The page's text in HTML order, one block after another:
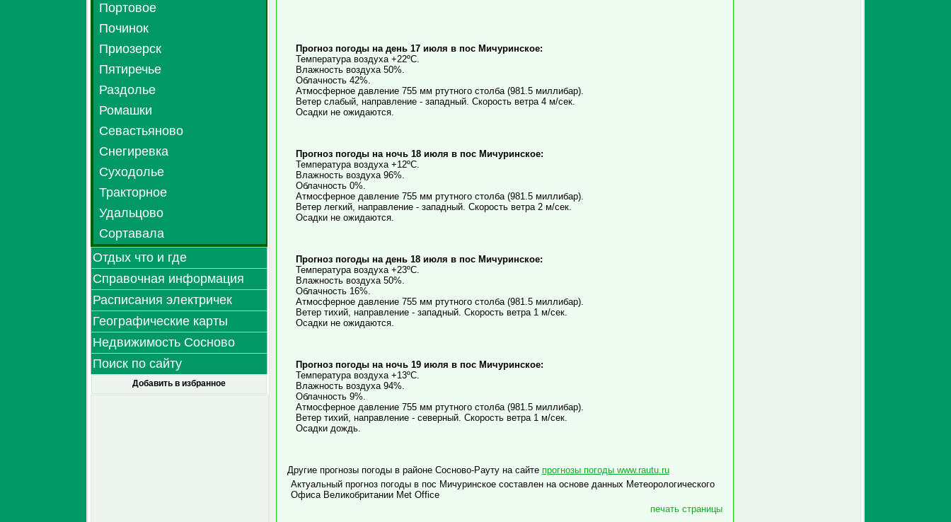
Портовое
Починок
Приозерск
Пятиречье
Раздолье
Ромашки
Севастьяново
Снегиревка
Суходолье
Тракторное
Удальцово
Сортавала
Отдых что и где
Справочная информация
Расписания электричек
Географические карты
Недвижимость Сосново
Поиск по сайту
Добавить в избранное
Прогноз погоды на день 17 июля в пос Мичуринское:
Температура воздуха +22ºC.
Влажность воздуха 50%.
Облачность 42%.
Атмосферное давление 755 мм ртутного столба (981.5 миллибар).
Ветер слабый, направление - западный. Скорость ветра 4 м/сек.
Осадки не ожидаются.
Прогноз погоды на ночь 18 июля в пос Мичуринское:
Температура воздуха +12ºC.
Влажность воздуха 96%.
Облачность 0%.
Атмосферное давление 755 мм ртутного столба (981.5 миллибар).
Ветер легкий, направление - западный. Скорость ветра 2 м/сек.
Осадки не ожидаются.
Прогноз погоды на день 18 июля в пос Мичуринское:
Температура воздуха +23ºC.
Влажность воздуха 50%.
Облачность 16%.
Атмосферное давление 755 мм ртутного столба (981.5 миллибар).
Ветер тихий, направление - западный. Скорость ветра 1 м/сек.
Осадки не ожидаются.
Прогноз погоды на ночь 19 июля в пос Мичуринское:
Температура воздуха +13ºC.
Влажность воздуха 94%.
Облачность 9%.
Атмосферное давление 755 мм ртутного столба (981.5 миллибар).
Ветер тихий, направление - северный. Скорость ветра 1 м/сек.
Осадки дождь.
Другие прогнозы погоды в районе Сосново-Рауту на сайте прогнозы погоды www.rautu.ru
Актуальный прогноз погоды в пос Мичуринское составлен на основе данных Метеорологического
Офиса Великобритании Met Office
печать страницы